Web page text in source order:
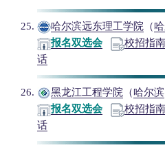
哈尔滨远东理工学院 （
报名双选会
校招指南
话
黑龙江工程学院 （哈尔滨
报名双选会
校招指南
话